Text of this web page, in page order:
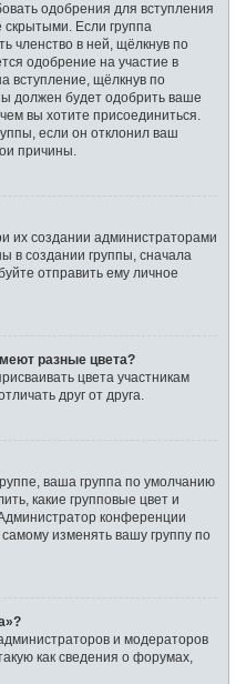
одобрения для вступления
Если группа
членство в ней, щёлкнув по
одобрение на участие в
вступление, щёлкнув по
должен будет одобрить ваше
вы хотите присоединиться.
если он отклонил ваш
причины.
их создании администраторами
в создании группы, сначала
отправить ему личное
разные цвета?
цвета участникам
друг от друга.
ваша группа по умолчанию
какие групповые цвет и
конференции
изменять вашу группу по
и модераторов
как сведения о форумах,